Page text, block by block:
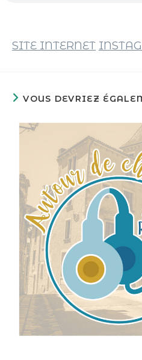
SITE INTERNET
VOUS DEVRIEZ